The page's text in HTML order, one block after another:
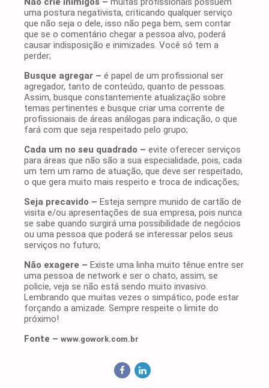
uma postura negativista, criticando qualquer serviço
que não seja o dele, isso não pega bem, sem contar
que se o comentário chegar a pessoa alvo, poderá
causar indisposição e inimizades. Você só tem a
perder;
Busque agregar – é papel de um profissional ser
agregador, tanto de conteúdo, quanto de pessoas.
Assim, busque constantemente atualização sobre
temas pertinentes e busque criar uma corrente de
profissionais de áreas análogas para indicação, o que
fará com que seja respeitado pelo grupo;
Cada um no seu quadrado – evite oferecer serviços
para áreas que não são a sua especialidade, pois, cada
um tem um ramo de atuação, que deve ser respeitado,
o que gera muito mais respeito e troca de indicações;
Seja precavido – Esteja sempre munido de cartão de
visita e/ou apresentações de sua empresa, pois nunca
se sabe quando surgirá uma possibilidade de negócios
ou uma pessoa que poderá se interessar pelos seus
serviços no futuro;
Não exagere – Existe uma linha muito tênue entre ser
uma pessoa de network e ser o chato, assim, se
policie, veja se não está sendo muito invasivo.
Lembrando que muitas vezes o simpático, pode estar
forçando a amizade. Sempre respeite o limite do
próximo!
Fonte – www.gowork.com.br